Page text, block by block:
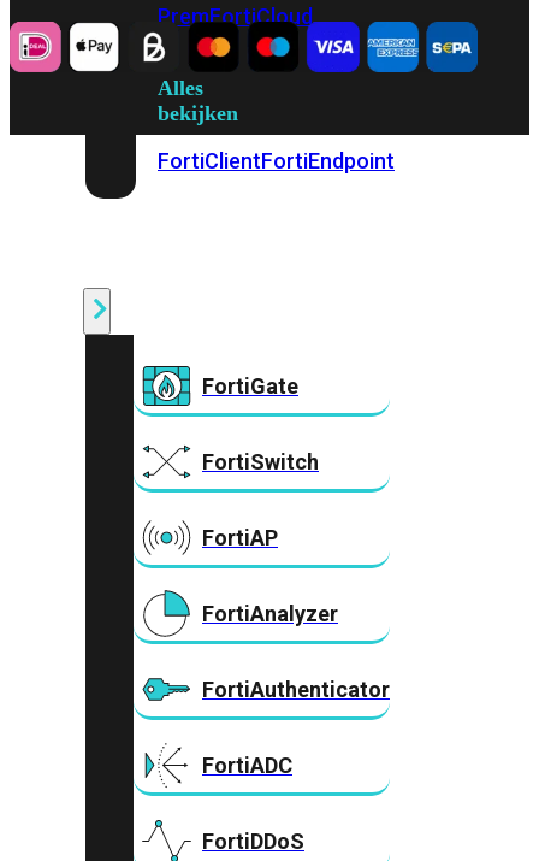
PremFortiCloud
Alles
bekijken
FortiClientFortiEndpoint
FortiGate
FortiSwitch
FortiAP
FortiAnalyzer
FortiAuthenticator
FortiADC
FortiDDoS